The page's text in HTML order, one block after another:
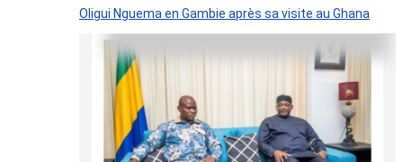
Oligui Nguema en Gambie après sa visite au Ghana